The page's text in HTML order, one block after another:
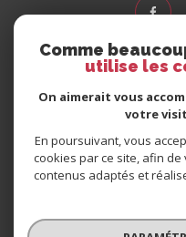
Comme
utilise les
On aimerait vous
votre
En poursuivant, vous
cookies par ce site, afin
contenus adaptés et